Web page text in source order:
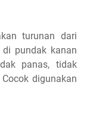
turunan dari
di pundak kanan
panas, tidak
digunakan